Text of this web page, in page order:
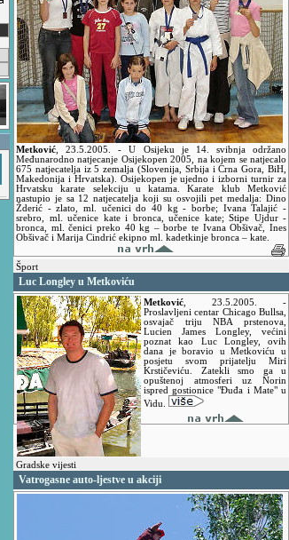
Metković ,23.5.2005.- U Osijeku je 14. svibnja održano
Međunarodno natjecanje Osijekopen 2005, na kojem se natjecalo
675 natjecatelja iz 5 zemalja (Slovenija, Srbija i Crna Gora, BiH,
Makedonija i Hrvatska). Osijekopen je ujedno i izborni turnir za
Hrvatsku karate selekciju u katama. Karate klub Metković
nastupio je sa 12 natjecatelja koji su osvojili pet medalja: Dino
Žderić - zlato, ml. učenici do 40 kg - borbe; Ivana Talajić -
srebro, ml. učenice kate i bronca, učenice kate; Stipe Ujdur -
bronca, ml. čenici preko 40 kg – borbe te Ivana Obšivač, Ines
Obšivač i Marija Cindrić ekipno ml. kadetkinje bronca – kate.
Šport
Luc Longley u Metkoviću
Metković 23.5.2005. -
Proslavljeni centar Chicago Bullsa,
osvajač triju NBA prstenova,
Lucien James Longley, većini
poznat kao Luc Longley, ovih
dana je boravio u Metkoviću u
posjetu svom prijatelju Miri
Krstičeviću. Zatekli smo ga u
opuštenoj atmosferi uz Norin
ispred gostionice "Đuđa i Mate" u
Vidu.
Gradske vijesti
Vatrogasne auto-ljestve u akciji